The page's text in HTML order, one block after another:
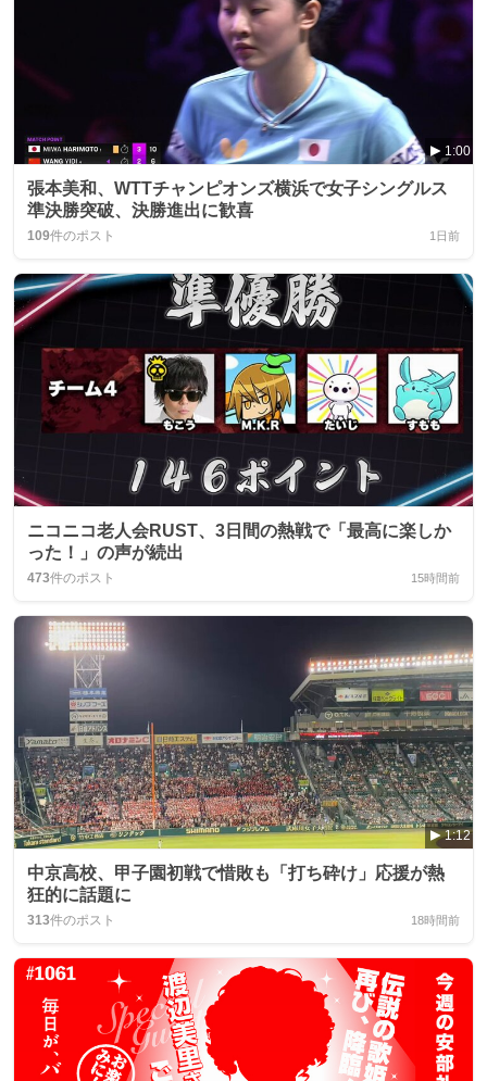
1:00
張本美和、WTTチャンピオンズ横浜で女子シングルス
準決勝突破、決勝進出に歓喜
109件のポスト 1日前
ニコニコ老人会RUST、3日間の熱戦で「最高に楽しか
った！」の声が続出
473件のポスト 15時間前
1:12
中京高校、甲子園初戦で惜敗も「打ち砕け」応援が熱
狂的に話題に
313件のポスト 18時間前